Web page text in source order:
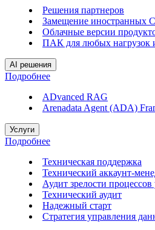
Решения партнеров
Замещение иностранных
Облачные версии
ПАК для любых нагрузок
AI решения
Подробнее
ADvanced RAG
Arenadata Agent (ADA)
Услуги
Подробнее
Техническая поддержка
Технический аккаунт-
Аудит зрелости
Технический аудит
Надежный старт
Стратегия управления